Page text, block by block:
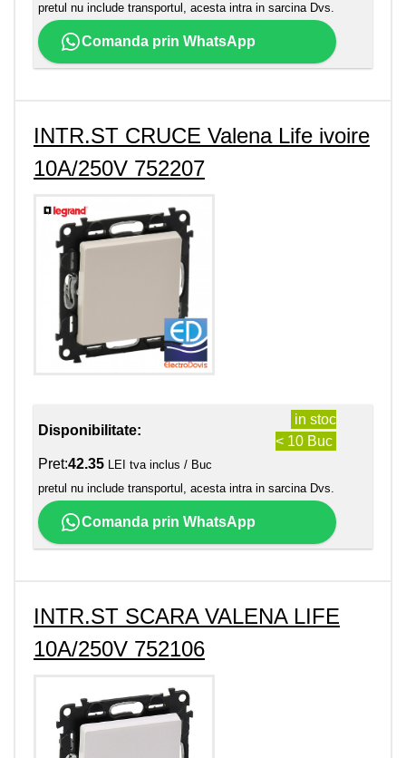
pretul nu include transportul, acesta intra in sarcina Dvs.
Comanda prin WhatsApp
INTR.ST CRUCE Valena Life ivoire
10A/250V 752207
Disponibilitate:
in stoc
< 10 Buc
Pret:42.35 LEI tva inclus / Buc
pretul nu include transportul, acesta intra in sarcina Dvs.
Comanda prin WhatsApp
INTR.ST SCARA VALENA LIFE
10A/250V 752106